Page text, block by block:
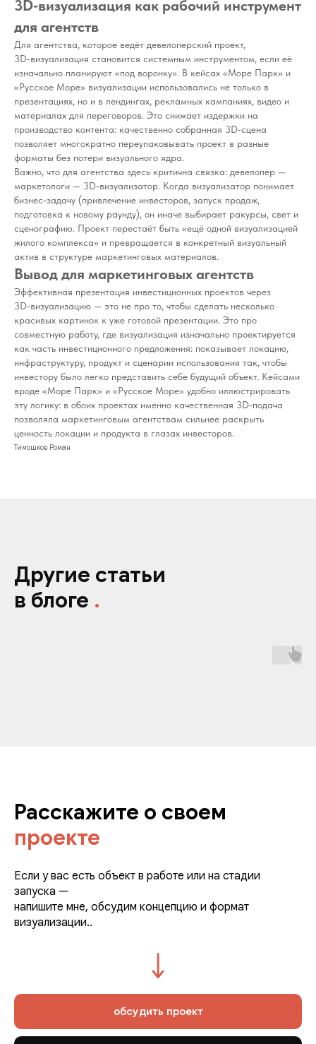
3D‑визуализация как рабочий инструмент
для агентств
Для агентства, которое ведёт девелоперский проект,
3D‑визуализация становится системным инструментом, если её
изначально планируют «под воронку». В кейсах «Море Парк» и
«Русское Море» визуализации использовались не только в
презентациях, но и в лендингах, рекламных кампаниях, видео и
материалах для переговоров. Это снижает издержки на
производство контента: качественно собранная 3D‑сцена
позволяет многократно переупаковывать проект в разные
форматы без потери визуального ядра.
Важно, что для агентства здесь критична связка: девелопер —
маркетологи — 3D‑визуализатор. Когда визуализатор понимает
бизнес‑задачу (привлечение инвесторов, запуск продаж,
подготовка к новому раунду), он иначе выбирает ракурсы, свет и
сценографию. Проект перестаёт быть «ещё одной визуализацией
жилого комплекса» и превращается в конкретный визуальный
актив в структуре маркетинговых материалов.
Вывод для маркетинговых агентств
Эффективная презентация инвестиционных проектов через
3D‑визуализацию — это не про то, чтобы сделать несколько
красивых картинок к уже готовой презентации. Это про
совместную работу, где визуализация изначально проектируется
как часть инвестиционного предложения: показывает локацию,
инфраструктуру, продукт и сценарии использования так, чтобы
инвестору было легко представить себе будущий объект. Кейсами
вроде «Море Парк» и «Русское Море» удобно иллюстрировать
эту логику: в обоих проектах именно качественная 3D‑подача
позволяла маркетинговым агентствам сильнее раскрыть
ценность локации и продукта в глазах инвесторов.
Тимошков Роман
Другие статьи
в блоге .
Расскажите о своем
проекте
Если у вас есть объект в работе или на стадии
запуска —
напишите мне, обсудим концепцию и формат
визуализации..
обсудить проект